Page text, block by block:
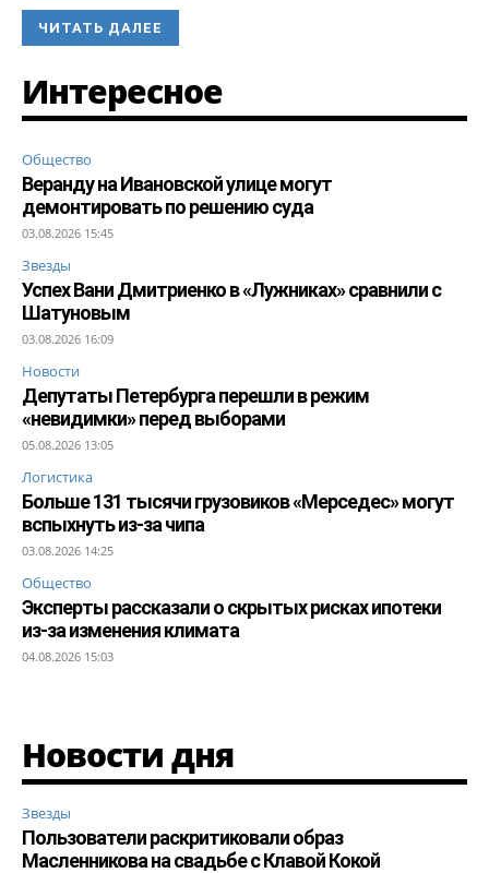
ЧИТАТЬ ДАЛЕЕ
Интересное
Общество
Веранду на Ивановской улице могут
демонтировать по решению суда
03.08.2026 15:45
Звезды
Успех Вани Дмитриенко в «Лужниках» сравнили с
Шатуновым
03.08.2026 16:09
Новости
Депутаты Петербурга перешли в режим
«невидимки» перед выборами
05.08.2026 13:05
Логистика
Больше 131 тысячи грузовиков «Мерседес» могут
вспыхнуть из-за чипа
03.08.2026 14:25
Общество
Эксперты рассказали о скрытых рисках ипотеки
из-за изменения климата
04.08.2026 15:03
Новости дня
Звезды
Пользователи раскритиковали образ
Масленникова на свадьбе с Клавой Кокой